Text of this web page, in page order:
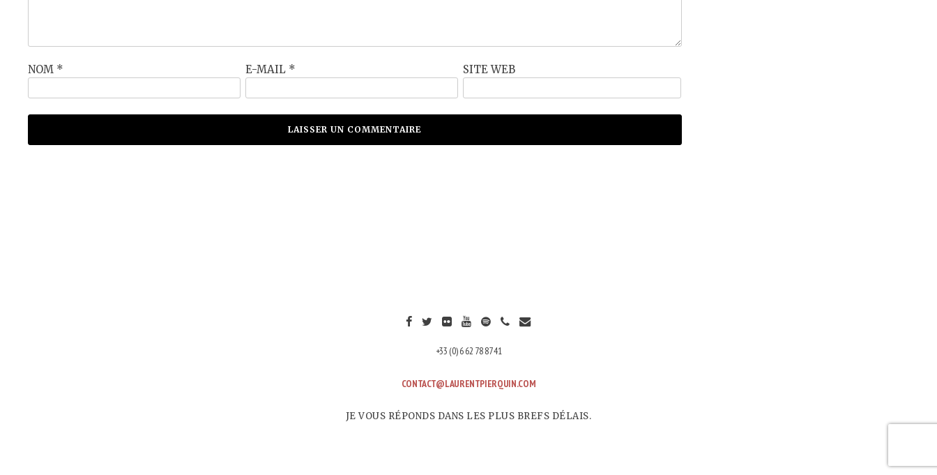
NOM * E-MAIL * SITE WEB
+33 (0) 6 62 78 87 41
CONTACT@LAURENTPIERQUIN.COM
JE VOUS RÉPONDS DANS LES PLUS BREFS DÉLAIS.